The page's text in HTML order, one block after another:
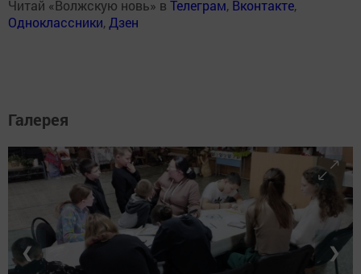
Читай «Волжскую новь» в Телеграм, Вконтакте,
Одноклассники, Дзен
Галерея
❮ ❯